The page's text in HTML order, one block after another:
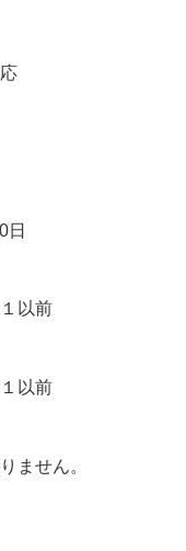
日
以前
以前
ません。